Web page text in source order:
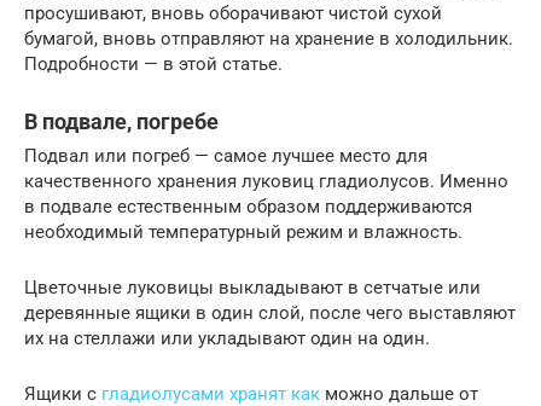
просушивают, вновь оборачивают чистой сухой
бумагой, вновь отправляют на хранение в холодильник.
Подробности — в этой статье.
В подвале, погребе
Подвал или погреб — самое лучшее место для
качественного хранения луковиц гладиолусов. Именно
в подвале естественным образом поддерживаются
необходимый температурный режим и влажность.
Цветочные луковицы выкладывают в сетчатые или
деревянные ящики в один слой, после чего выставляют
их на стеллажи или укладывают один на один.
Ящики с гладиолусами хранят как можно дальше от